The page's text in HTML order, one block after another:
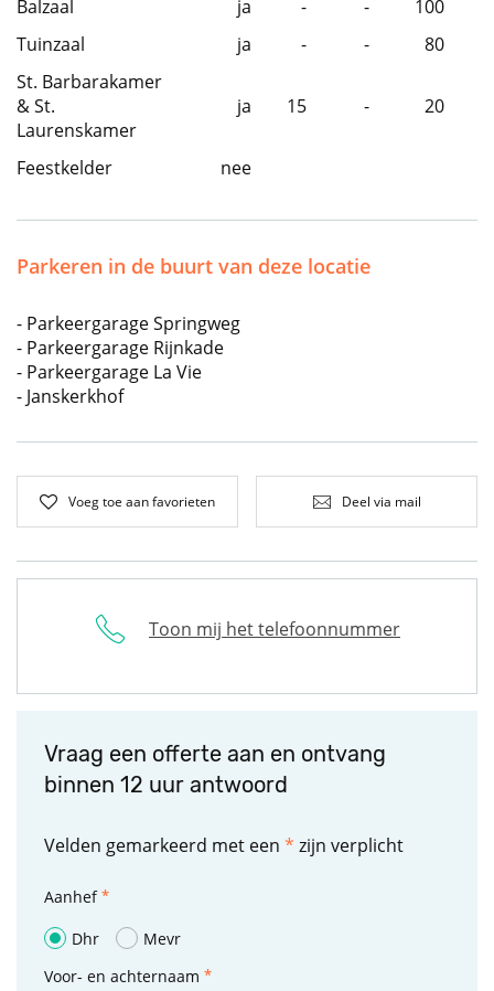
Balzaal ja - -
100
Tuinzaal
ja - -
80
St. Barbarakamer
& St.
Laurenskamer
ja 15 - 20
Feestkelder nee
Parkeren in de buurt van deze locatie
- Parkeergarage Springweg
- Parkeergarage Rijnkade
- Parkeergarage La Vie
- Janskerkhof
Voeg toe aan favorieten Deel via mail
Toon mij het telefoonnummer
Vraag een offerte aan en ontvang
binnen 12 uur antwoord
Velden gemarkeerd met een * zijn verplicht
Aanhef
Dhr
Mevr
Voor- en achternaam